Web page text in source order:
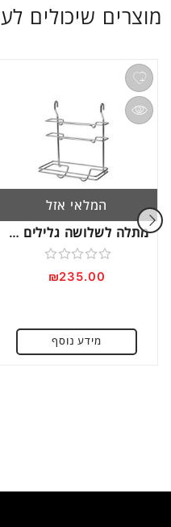
מוצרים שיכולים
המלאי אזל
מתלה לשלושה גלילים דגם PR9860
דורג
5
₪235.00
מידע נוסף